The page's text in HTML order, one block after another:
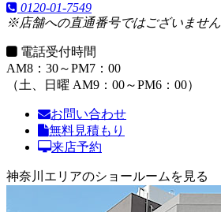
0120-01-7549
※店舗への直通番号ではございません
電話受付時間
AM8：30～PM7：00
（土、日曜 AM9：00～PM6：00）
お問い合わせ
無料見積もり
来店予約
神奈川エリアのショールームを見る